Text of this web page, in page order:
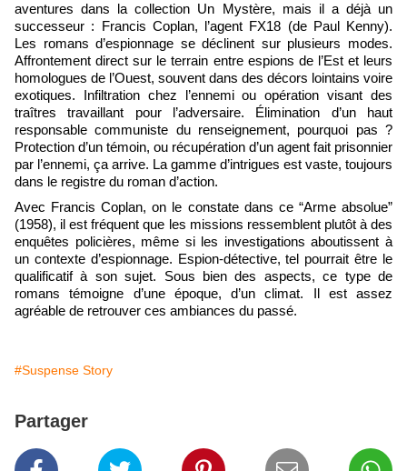
aventures dans la collection Un Mystère, mais il a déjà un
successeur : Francis Coplan, l’agent FX18 (de Paul Kenny).
Les romans d’espionnage se déclinent sur plusieurs modes.
Affrontement direct sur le terrain entre espions de l’Est et leurs
homologues de l’Ouest, souvent dans des décors lointains voire
exotiques. Infiltration chez l’ennemi ou opération visant des
traîtres travaillant pour l’adversaire. Élimination d’un haut
responsable communiste du renseignement, pourquoi pas ?
Protection d’un témoin, ou récupération d’un agent fait prisonnier
par l’ennemi, ça arrive. La gamme d’intrigues est vaste, toujours
dans le registre du roman d’action.
Avec Francis Coplan, on le constate dans ce “Arme absolue”
(1958), il est fréquent que les missions ressemblent plutôt à des
enquêtes policières, même si les investigations aboutissent à
un contexte d’espionnage. Espion-détective, tel pourrait être le
qualificatif à son sujet. Sous bien des aspects, ce type de
romans témoigne d’une époque, d’un climat. Il est assez
agréable de retrouver ces ambiances du passé.
#Suspense Story
Partager